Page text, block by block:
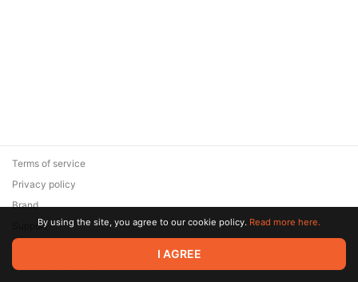
© 2026 Zaya Solutions Limited. All rights reserved. All trademarks
are the property of their respective owners.
Terms of service
Privacy policy
Brand
SupportBy using the site, you agree to our cookie policy. Read more here.
I AGREE